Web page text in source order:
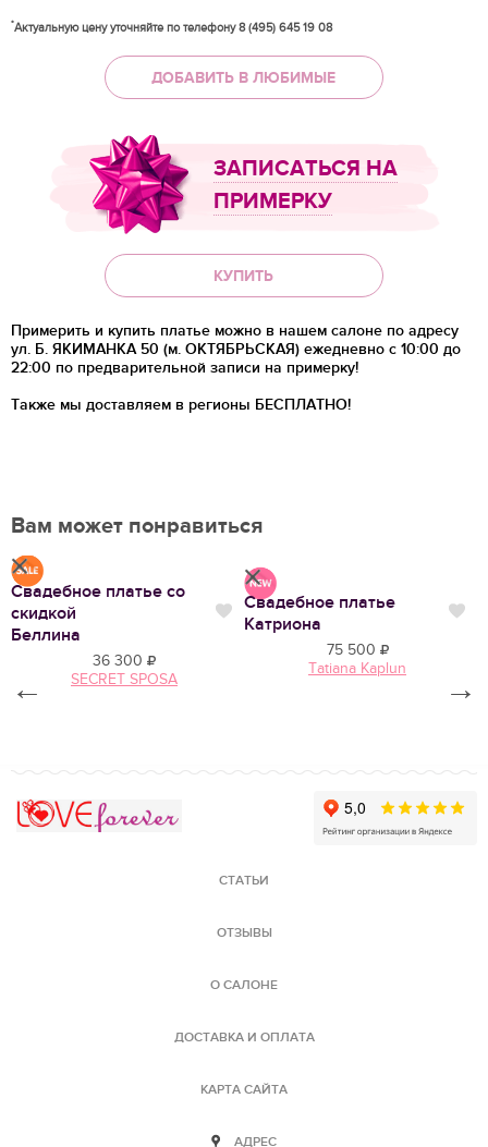
*Актуальную цену уточняйте по телефону 8 (495) 645 19 08
ДОБАВИТЬ В ЛЮБИМЫЕ
ЗАПИСАТЬСЯ НА
ПРИМЕРКУ
КУПИТЬ
Примерить и купить платье можно в нашем салоне по адресу
ул. Б. ЯКИМАНКА 50 (м. ОКТЯБРЬСКАЯ) ежедневно с 10:00 до
22:00 по предварительной записи на примерку!
Также мы доставляем в регионы БЕСПЛАТНО!
Вам может понравиться
Нравится
Свадебное платье со
скидкой
Беллина
Нравится
36 300
SECRET SPOSA
Свадебное платье
Катриона
75 500
Tatiana Kaplun
← →
СТАТЬИ
ОТЗЫВЫ
О САЛОНЕ
ДОСТАВКА И ОПЛАТА
КАРТА САЙТА
АДРЕС